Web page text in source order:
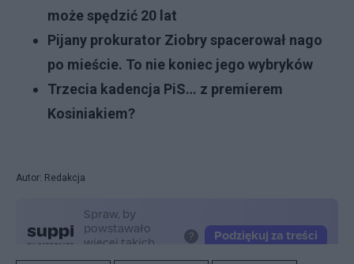
może spędzić 20 lat
Pijany prokurator Ziobry spacerował nago
po mieście. To nie koniec jego wybryków
Trzecia kadencja PiS… z premierem
Kosiniakiem?
Autor: Redakcja